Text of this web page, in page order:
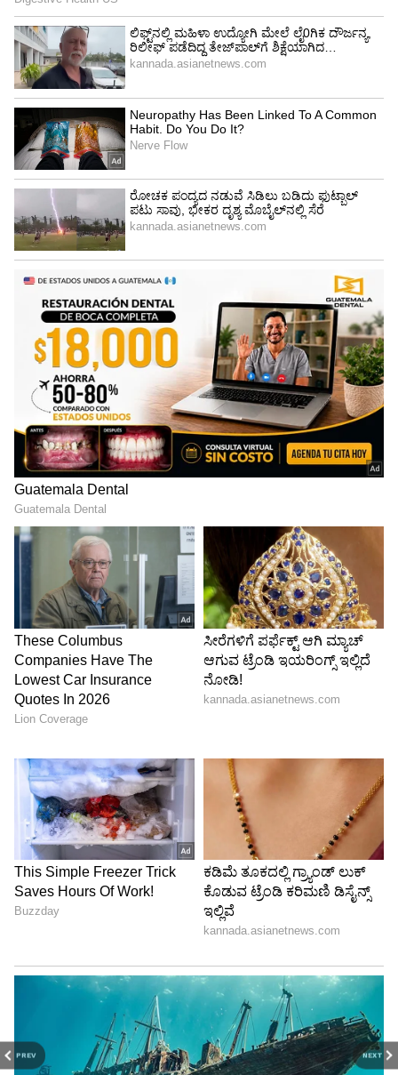
PREV NEXT
ಒಟ್ಟಿನಲ್ಲಿ, ಪವನ್ ಕಲ್ಯಾಣ್ ತಮ್ಮ ರಾಜಕೀಯ ಬದ್ಧತೆಯ
ನಡುವೆಯೇ ಸಿನಿಮಾ ಬದ್ಧತೆಯನ್ನೂ ಕಾಪಾಡಿಕೊಂಡು
ಬರುತ್ತಿದ್ದಾರೆ. 'OG 2' ಕೇವಲ ಒಂದು ಸಿನಿಮಾವಲ್ಲ, ಇದು
ಪವರ್ ಸ್ಟಾರ್ ಅಭಿಮಾನಿಗಳ ಪಾಲಿಗೆ ಹಬ್ಬದೂಟ! ಭೂಗತ
ಲೋಕದ 'ಹಂಗ್ರಿ ಚೀತಾ' ಜಪಾನ್‌ನಿಂದ ಹಾರಿ ಬರಲು
ಇನ್ನಷ್ಟು ರೋಚಕ ಅಪ್‌ಡೇಟ್‌ಗಳು ಹೊರಬೀಳಲಿವೆ.